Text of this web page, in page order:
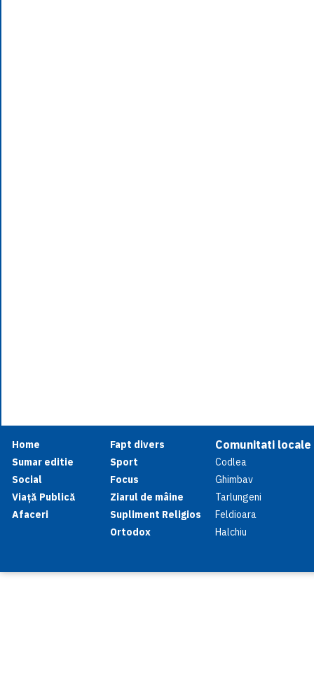
Home
Sumar editie
Social
Viață Publică
Afaceri
Fapt divers
Sport
Focus
Ziarul de mâine
Supliment Religios
Ortodox
Comunitati locale
Codlea
Ghimbav
Tarlungeni
Feldioara
Halchiu